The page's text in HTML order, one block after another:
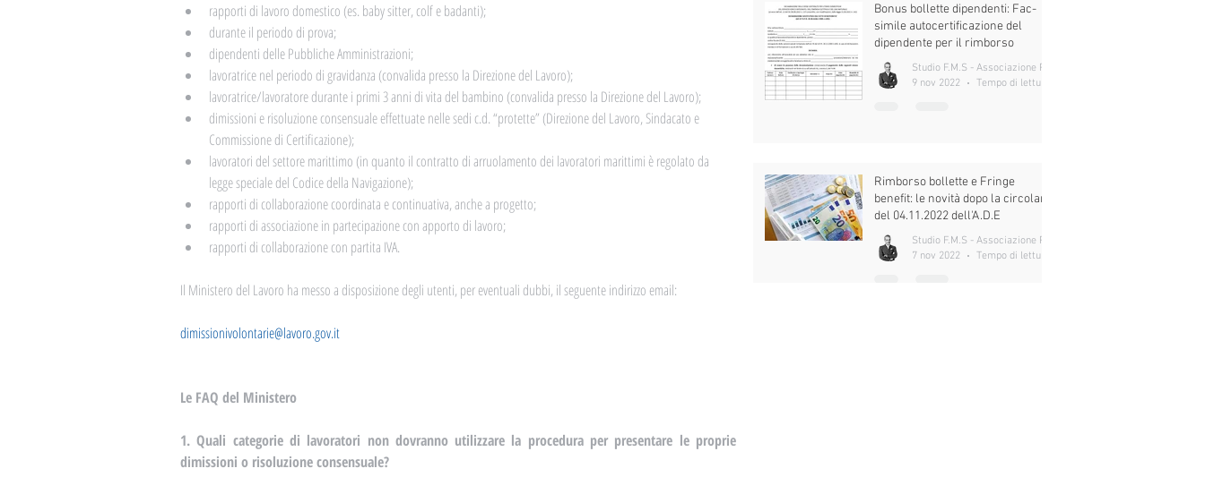
rapporti di lavoro domestico (es. baby sitter, colf e badanti);
durante il periodo di prova;
dipendenti delle Pubbliche Amministrazioni;
lavoratrice nel periodo di gravidanza (convalida presso la Direzione del Lavoro);
lavoratrice/lavoratore durante i primi 3 anni di vita del bambino (convalida presso la Direzione del Lavoro);
dimissioni e risoluzione consensuale effettuate nelle sedi c.d. “protette” (Direzione del Lavoro, Sindacato e
Commissione di Certificazione);
lavoratori del settore marittimo (in quanto il contratto di arruolamento dei lavoratori marittimi è regolato da
legge speciale del Codice della Navigazione);
rapporti di collaborazione coordinata e continuativa, anche a progetto;
rapporti di associazione in partecipazione con apporto di lavoro;
rapporti di collaborazione con partita IVA.
Il Ministero del Lavoro ha messo a disposizione degli utenti, per eventuali dubbi, il seguente indirizzo email:
dimissionivolontarie@lavoro.gov.it
Le FAQ del Ministero
1. Quali categorie di lavoratori non dovranno utilizzare la procedura per presentare le proprie
dimissioni o risoluzione consensuale?
Bonus bollette dipendenti: Fac-
simile autocertificazione del
dipendente per il rimborso
9 nov 2022
Rimborso bollette e Fringe
benefit: le novità dopo la circolare
del 04.11.2022 dell'A.D.E
7 nov 2022